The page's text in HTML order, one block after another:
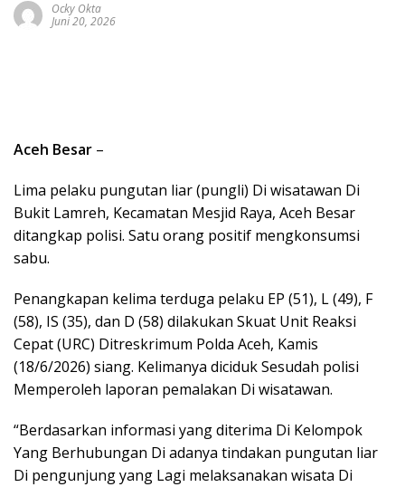
Ocky Okta
Juni 20, 2026
Aceh Besar –
Lima pelaku pungutan liar (pungli) Di wisatawan Di
Bukit Lamreh, Kecamatan Mesjid Raya, Aceh Besar
ditangkap polisi. Satu orang positif mengkonsumsi
sabu.
Penangkapan kelima terduga pelaku EP (51), L (49), F
(58), IS (35), dan D (58) dilakukan Skuat Unit Reaksi
Cepat (URC) Ditreskrimum Polda Aceh, Kamis
(18/6/2026) siang. Kelimanya diciduk Sesudah polisi
Memperoleh laporan pemalakan Di wisatawan.
“Berdasarkan informasi yang diterima Di Kelompok
Yang Berhubungan Di adanya tindakan pungutan liar
Di pengunjung yang Lagi melaksanakan wisata Di